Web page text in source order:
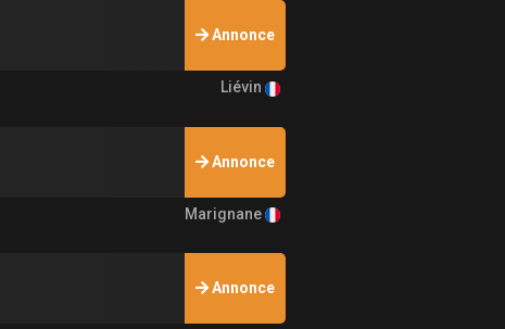
Annonce
Liévin
Annonce
Marignane
Annonce